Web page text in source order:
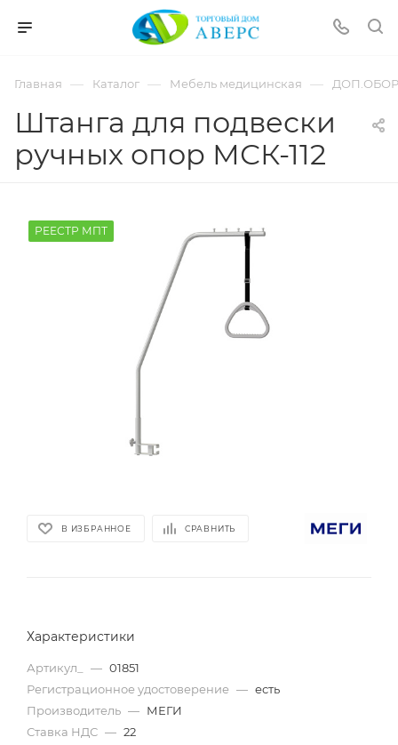
Главная — Каталог — Мебель медицинская —
Штанга для подвески
ручных опор МСК-112
РЕЕСТР МПТ
В ИЗБРАННОЕ СРАВНИТЬ
Характеристики
Артикул_ — 01851
Регистрационное удостоверение — есть
Производитель — МЕГИ
Ставка НДС — 22
pornspider.info
xnxx